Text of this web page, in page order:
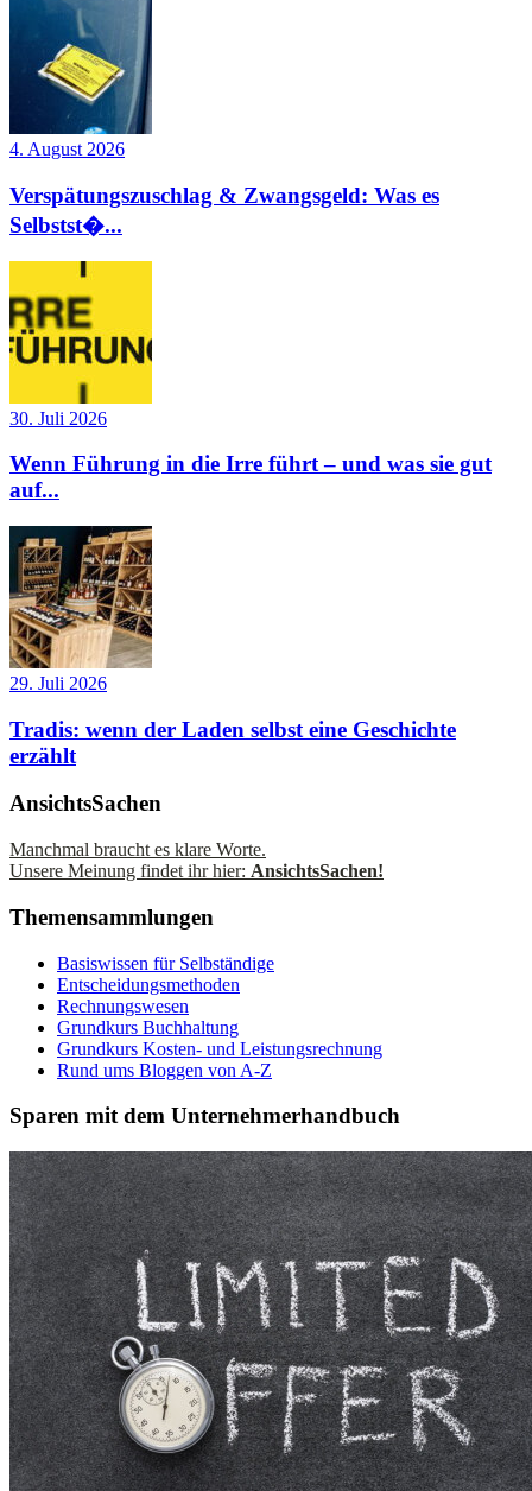
4. August 2026
Verspätungszuschlag & Zwangsgeld: Was es
Selbstst�...
30. Juli 2026
Wenn Führung in die Irre führt – und was sie gut
auf...
29. Juli 2026
Tradis: wenn der Laden selbst eine Geschichte
erzählt
AnsichtsSachen
Manchmal braucht es klare Worte.
Unsere Meinung findet ihr hier: AnsichtsSachen!
Themensammlungen
Basiswissen für Selbständige
Entscheidungsmethoden
Rechnungswesen
Grundkurs Buchhaltung
Grundkurs Kosten- und Leistungsrechnung
Rund ums Bloggen von A-Z
Sparen mit dem Unternehmerhandbuch